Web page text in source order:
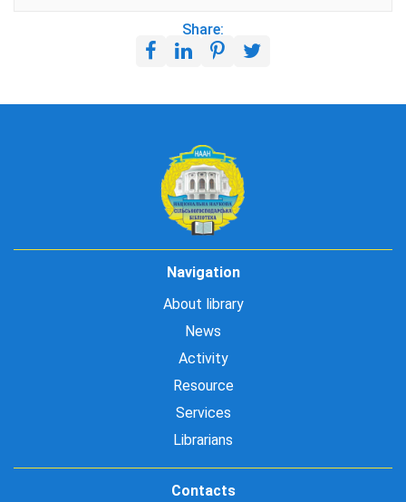
Share:
Navigation
About library
News
Activity
Resource
Services
Librarians
Contacts